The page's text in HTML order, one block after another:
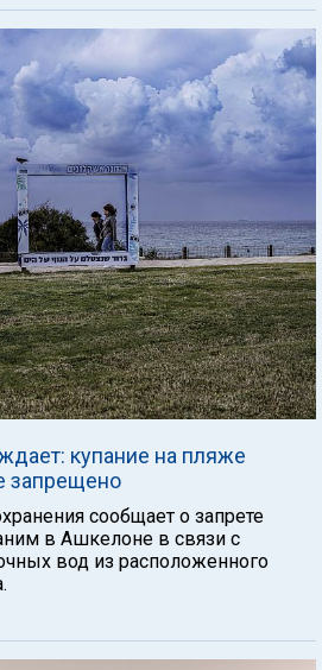
купание на пляже
запрещено
сообщает о запрете
в Ашкелоне в связи с
вод из расположенного